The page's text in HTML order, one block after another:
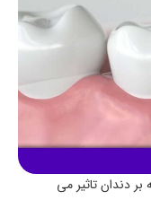
دندان تاثیر می